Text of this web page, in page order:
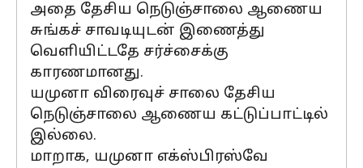
அதை தேசிய நெடுஞ்சாலை ஆணைய
சுங்கச் சாவடியுடன் இணைத்து
வெளியிட்டதே சர்ச்சைக்கு
காரணமானது.
யமுனா விரைவுச் சாலை தேசிய
நெடுஞ்சாலை ஆணைய கட்டுப்பாட்டில்
இல்லை.
மாறாக, யமுனா எக்ஸ்பிரஸ்வே